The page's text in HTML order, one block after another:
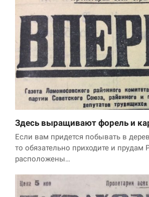
Здесь выращивают форель и
Если вам придется побывать в
то обязательно приходите и прудам
расположены…